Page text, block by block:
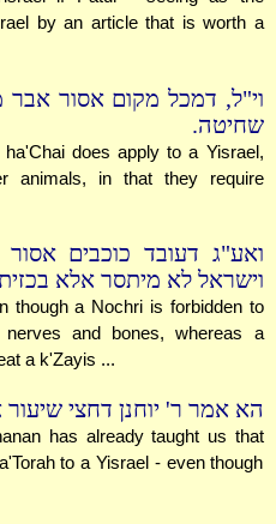
by an article that is worth a
וי"ל, דמכל מקום אסור אבר
שחיטה.
does apply to a Yisrael,
animals, in that they require
ואע"ג דעובד כוכבים
וישראל לא מיתסר אלא
though a Nochri is forbidden to
and bones, whereas a
a k'Zayis ...
הא אמר ר' יוחנן דחצי
has already taught us that
to a Yisrael - even though